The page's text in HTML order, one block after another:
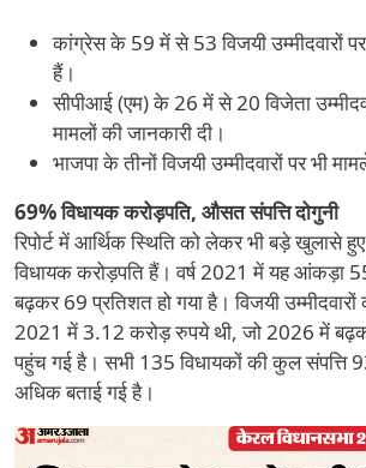
कांग्रेस के 59 में से 53 विजयी उम्मीदवारों
हैं।
सीपीआई (एम) के 26 में से 20 विजेता
मामलों की जानकारी दी।
भाजपा के तीनों विजयी उम्मीदवारों पर भी
69% विधायक करोड़पति, औसत संपत्ति दोगुनी
रिपोर्ट में आर्थिक स्थिति को लेकर भी बड़े खुलासे
विधायक करोड़पति हैं। वर्ष 2021 में यह आंकड़ा
बढ़कर 69 प्रतिशत हो गया है। विजयी
2021 में 3.12 करोड़ रुपये थी, जो 2026 में
पहुंच गई है। सभी 135 विधायकों की कुल संपत्ति
अधिक बताई गई है।